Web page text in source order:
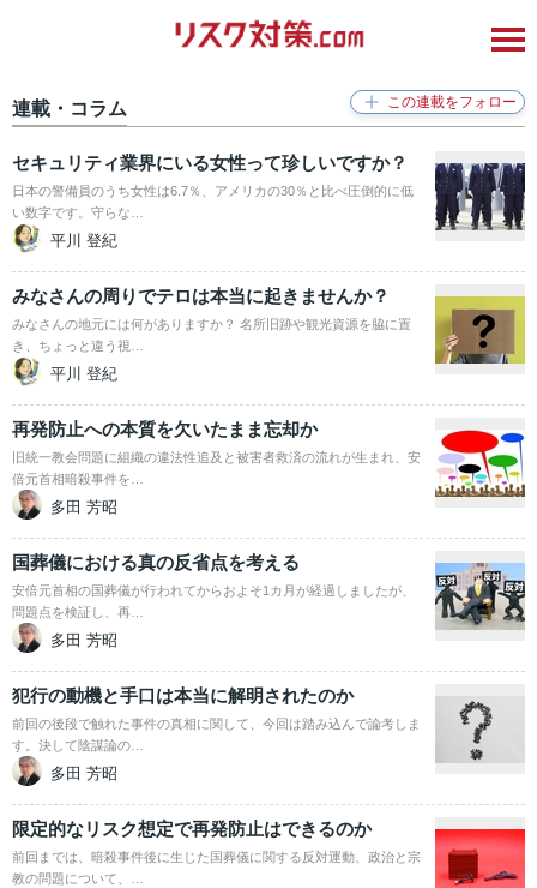
連載・コラム
セキュリティ業界にいる女性って珍しいですか？
日本の警備員のうち女性は6.7％、アメリカの30％と比べ圧倒的に低
い数字です。守らな…
平川 登紀
みなさんの周りでテロは本当に起きませんか？
みなさんの地元には何がありますか？ 名所旧跡や観光資源を脇に置
き、ちょっと違う視…
平川 登紀
再発防止への本質を欠いたまま忘却か
旧統一教会問題に組織の違法性追及と被害者救済の流れが生まれ、安
倍元首相暗殺事件を…
多田 芳昭
国葬儀における真の反省点を考える
安倍元首相の国葬儀が行われてからおよそ1カ月が経過しましたが、
問題点を検証し、再…
多田 芳昭
犯行の動機と手口は本当に解明されたのか
前回の後段で触れた事件の真相に関して、今回は踏み込んで論考しま
す。決して陰謀論の…
多田 芳昭
限定的なリスク想定で再発防止はできるのか
前回までは、暗殺事件後に生じた国葬儀に関する反対運動、政治と宗
教の問題について、…